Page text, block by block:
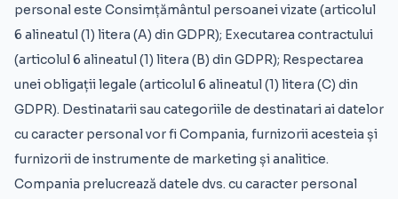
personal este Consimțământul persoanei vizate (articolul
6 alineatul (1) litera (A) din GDPR); Executarea contractului
(articolul 6 alineatul (1) litera (B) din GDPR); Respectarea
unei obligații legale (articolul 6 alineatul (1) litera (C) din
GDPR). Destinatarii sau categoriile de destinatari ai datelor
cu caracter personal vor fi Compania, furnizorii acesteia și
furnizorii de instrumente de marketing și analitice.
Compania prelucrează datele dvs. cu caracter personal